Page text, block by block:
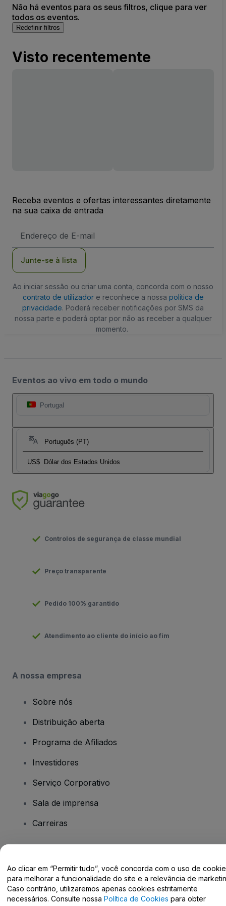
Não há eventos para os seus filtros, clique para ver
todos os eventos.
Redefinir filtros
Visto recentemente
Receba eventos e ofertas interessantes diretamente
na sua caixa de entrada
de
Junte-se à lista
Ao iniciar sessão ou criar uma conta, concorda com o nosso
contrato de utilizadore reconhece a nossa política de
privacidade. Poderá receber notificações por SMS da
nossa parte e poderá optar por não as receber a qualquer
momento.
Eventos ao vivo em todo o mundo
Portugal
Português (PT)
US$ Dólar dos Estados Unidos
Controlos de segurança de classe mundial
Preço transparente
Pedido 100% garantido
Atendimento ao cliente do início ao fim
A nossa empresa
Sobre nós
Distribuição aberta
Programa de Afiliados
Investidores
Serviço Corporativo
Sala de imprensa
Carreiras
Centro de Ajuda / Fale Conosco
Ao clicar em “Permitir tudo”, você concorda com o uso de
para melhorar a funcionalidade do site e a relevância de
Caso contrário, utilizaremos apenas cookies estritamente
necessários. Consulte nossa Política de Cookies para obter